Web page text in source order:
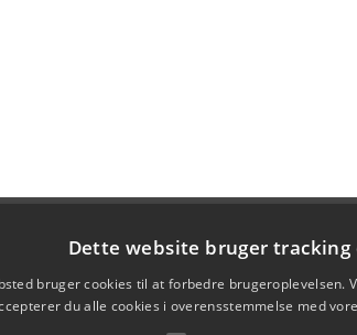
Dette website bruger tracking
bruger cookies til at forbedre brugeroplevelsen.
du alle cookies i overensstemmelse med